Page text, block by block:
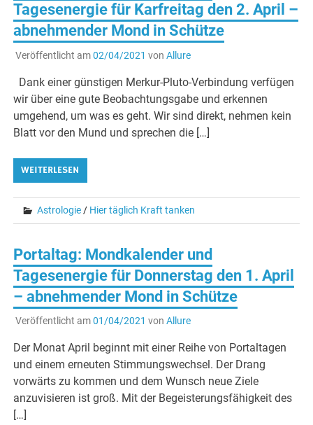
Tagesenergie für Karfreitag den 2. April –
abnehmender Mond in Schütze
Veröffentlicht am02/04/2021 von Allure
Dank einer günstigen Merkur-Pluto-Verbindung verfügen
wir über eine gute Beobachtungsgabe und erkennen
umgehend, um was es geht. Wir sind direkt, nehmen kein
Blatt vor den Mund und sprechen die […]
WEITERLESEN
Astrologie / Hier täglich Kraft tanken
Portaltag: Mondkalender und
Tagesenergie für Donnerstag den 1. April
– abnehmender Mond in Schütze
Veröffentlicht am01/04/2021 von Allure
Der Monat April beginnt mit einer Reihe von Portaltagen
und einem erneuten Stimmungswechsel. Der Drang
vorwärts zu kommen und dem Wunsch neue Ziele
anzuvisieren ist groß. Mit der Begeisterungsfähigkeit des
[…]